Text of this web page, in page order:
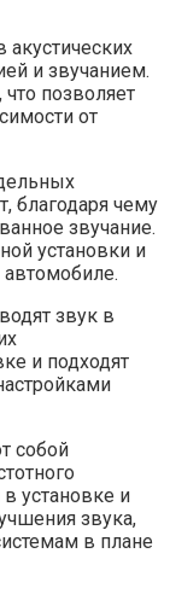
и звучанием.
позволяет
от
благодаря чему
звучание.
установки и
звук в
и подходят
собой
установке и
звука,
в плане